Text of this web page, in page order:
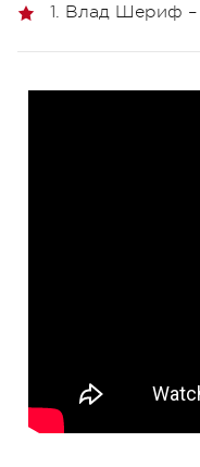
1. Влад Шериф